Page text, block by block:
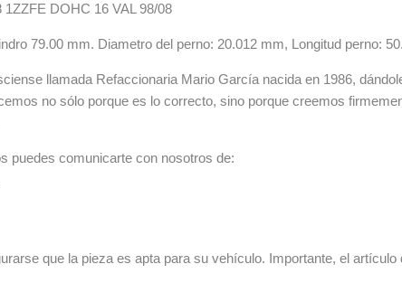
DOHC 16 VAL 98/08
79.00 mm. Diametro del perno: 20.012 mm, Longitud perno:
llamada Refaccionaria Mario García nacida en 1986,
no sólo porque es lo correcto, sino porque creemos
puedes comunicarte con nosotros de:
que la pieza es apta para su vehículo. Importante, el artículo